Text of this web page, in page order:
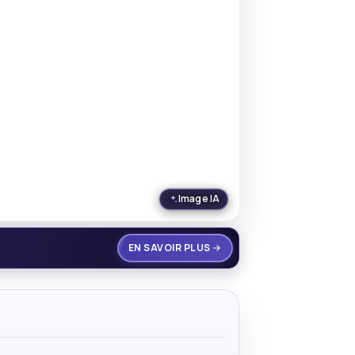
Image IA
EN SAVOIR PLUS